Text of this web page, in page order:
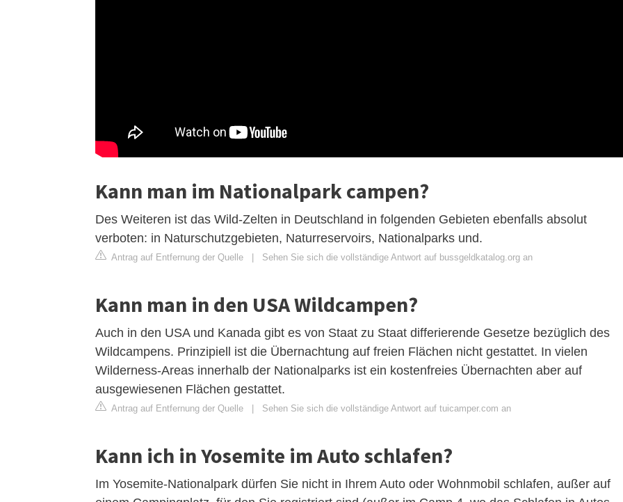
Kann man im Nationalpark campen?
Des Weiteren ist das Wild-Zelten in Deutschland in folgenden Gebieten ebenfalls absolut
verboten: in Naturschutzgebieten, Naturreservoirs, Nationalparks und.
Antrag auf Entfernung der Quelle | Sehen Sie sich die vollständige Antwort auf bussgeldkatalog.org an
Kann man in den USA Wildcampen?
Auch in den USA und Kanada gibt es von Staat zu Staat differierende Gesetze bezüglich des
Wildcampens. Prinzipiell ist die Übernachtung auf freien Flächen nicht gestattet. In vielen
Wilderness-Areas innerhalb der Nationalparks ist ein kostenfreies Übernachten aber auf
ausgewiesenen Flächen gestattet.
Antrag auf Entfernung der Quelle | Sehen Sie sich die vollständige Antwort auf tuicamper.com an
Kann ich in Yosemite im Auto schlafen?
Im Yosemite-Nationalpark dürfen Sie nicht in Ihrem Auto oder Wohnmobil schlafen, außer auf